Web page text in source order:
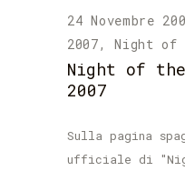
24 Novembre
2007,Night of
Night of the
2007
Sulla pagina
ufficiale di